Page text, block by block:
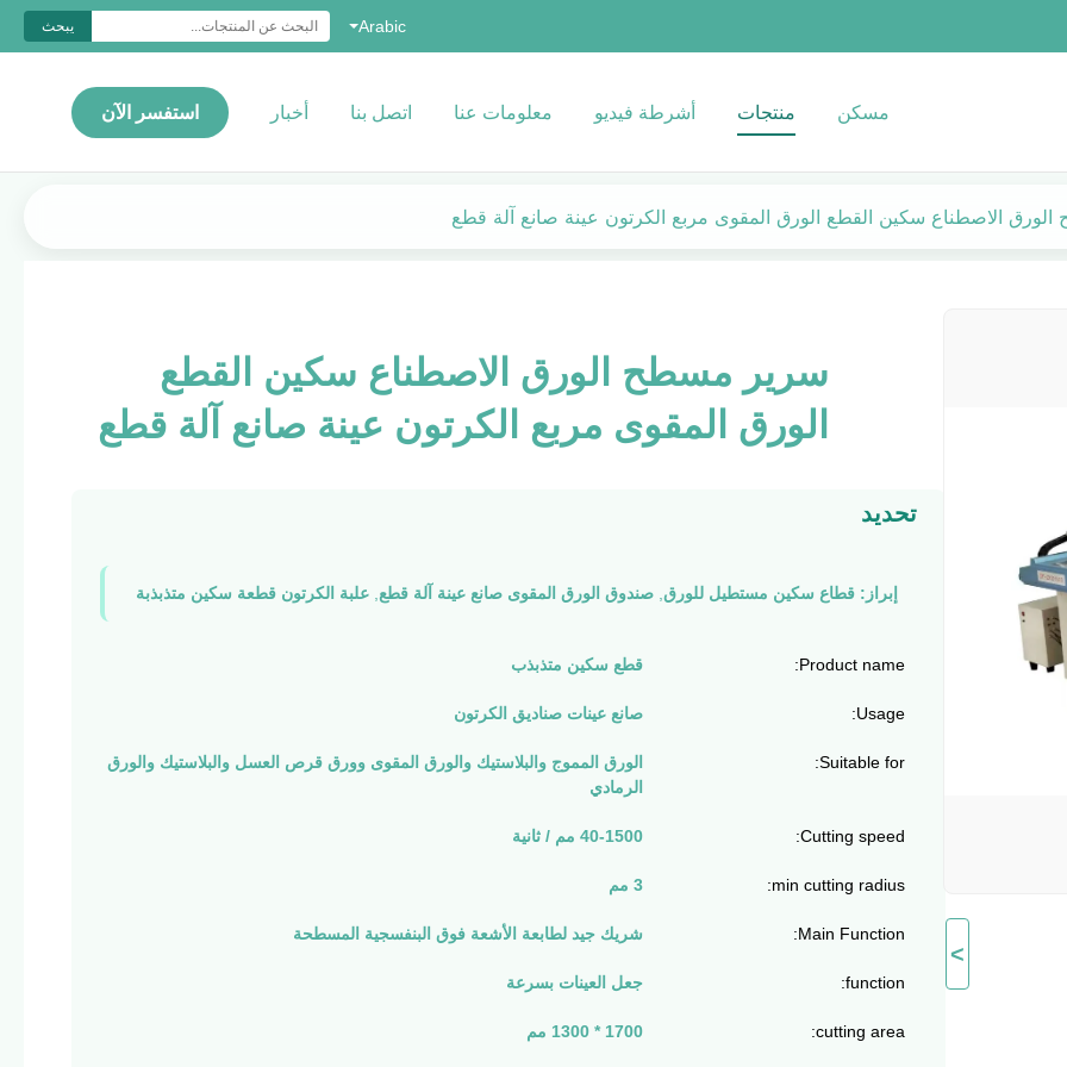
Arabic يبحث
مسكن منتجات أشرطة فيديو معلومات عنا اتصل بنا أخبار استفسر الآن
الاصطناع سكين القطع الورق المقوى مربع الكرتون عينة صانع آلة قطع
>
سرير مسطح الورق الاصطناع سكين القطع
الورق المقوى مربع الكرتون عينة صانع آلة قطع
تحديد
إبراز: قطاع سكين مستطيل للورق, صندوق الورق المقوى صانع عينة آلة قطع علبة الكرتون قطعة سكين متذبذبة
Product name: قطع سكين متذبذب
Usage: صانع عينات صناديق الكرتون
Suitable for:
الورق المموج والبلاستيك والورق المقوى وورق قرص العسل والبلاستيك والورق
الرمادي
Cutting speed: 40-1500 مم / ثانية
min cutting radius: 3 مم
Main Function: شريك جيد لطابعة الأشعة فوق البنفسجية المسطحة
function: جعل العينات بسرعة
cutting area: 1700 * 1300 مم